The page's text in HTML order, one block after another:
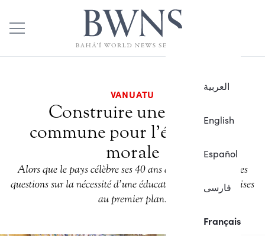
العربية
English
Español
فارسی
Français
VANUATU
Construire une vision
commune pour l’éducation
morale
Alors que le pays célèbre ses 40 ans d’indépendance, des
questions sur la nécessité d’une éducation morale sont mises
au premier plan.